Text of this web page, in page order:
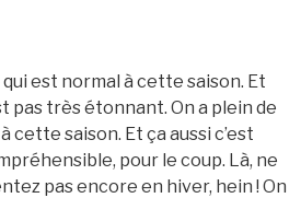
est normal à cette saison. Et
pas très étonnant. On a plein de
cette saison. Et ça aussi c’est
pour le coup. Là, ne
pas encore en hiver, hein ! On